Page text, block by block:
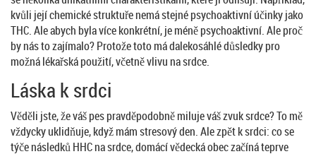
kvůli její chemické struktuře nemá stejné psychoaktivní účinky jako
THC. Ale abych byla více konkrétní, je méně psychoaktivní. Ale proč
by nás to zajímalo? Protože toto má dalekosáhlé důsledky pro
možná lékařská použití, včetně vlivu na srdce.
Láska k srdci
Věděli jste, že váš pes pravděpodobně miluje váš zvuk srdce? To mě
vždycky uklidňuje, když mám stresový den. Ale zpět k srdci: co se
týče následků HHC na srdce, domácí vědecká obec začíná teprve